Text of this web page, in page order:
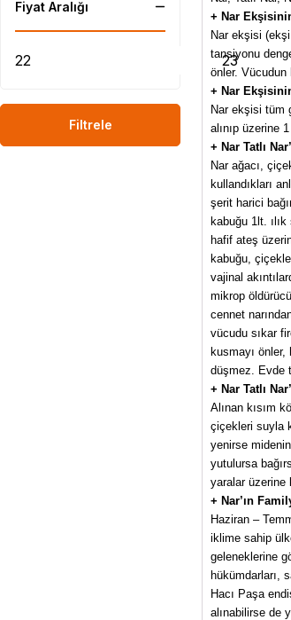
Fiyat Aralığı
Filtrele
+ Nar
Nar ekşisi (ekşi
tansiyonu
önler. Vücudun
+ Nar
Nar ekşisi tüm
alınıp üzerine
+ Nar Tatlı
Nar ağacı,
kullandıkları
şerit harici
kabuğu 1lt.
hafif ateş
kabuğu,
vajinal
mikrop
cennet
vücudu sıkar
kusmayı önler,
düşmez. Evde
+ Nar Tatlı
Alınan kısım
çiçekleri suyla
yenirse
yutulursa
yaralar üzerine
+ Nar’ın
Haziran –
iklime sahip
geleneklerine
hükümdarları,
Hacı Paşa
alınabilirse de